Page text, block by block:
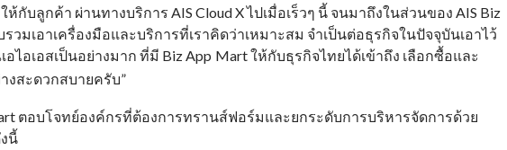
ห้กับลูกค้า ผ่านทางบริการ AIS Cloud X ไปเมื่อเร็วๆ นี้ จนมาถึงในส่วนของ AIS Biz
วมเอาเครื่องมือและบริการที่เราคิดว่าเหมาะสม จำเป็นต่อธุรกิจในปัจจุบันเอาไว้
ไอเอสเป็นอย่างมาก ที่มี Biz App Mart ให้กับธุรกิจไทยได้เข้าถึง เลือกซื้อและ
งสะดวกสบายครับ”
ตอบโจทย์องค์กรที่ต้องการทรานส์ฟอร์มและยกระดับการบริหารจัดการด้วย
นี้